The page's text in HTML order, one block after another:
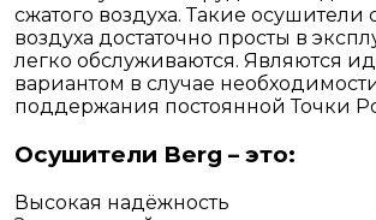
сжатого воздуха. Такие осушители
воздуха достаточно просты в
легко обслуживаются. Являются
вариантом в случае
поддержания постоянной Точки
Осушители Berg – это:
Высокая надёжность